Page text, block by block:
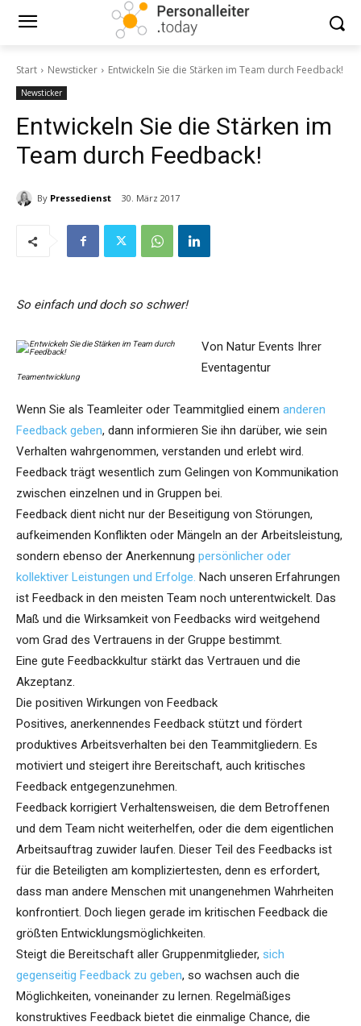
Start Newsticker Entwickeln Sie die Stärken im Team durch Feedback!
Newsticker
Entwickeln Sie die Stärken im
Team durch Feedback!
By Pressedienst 30. März 2017
So einfach und doch so schwer!
Teamentwicklung
Von Natur Events Ihrer
Eventagentur
Wenn Sie als Teamleiter oder Teammitglied einem anderen
Feedback geben, dann informieren Sie ihn darüber, wie sein
Verhalten wahrgenommen, verstanden und erlebt wird.
Feedback trägt wesentlich zum Gelingen von Kommunikation
zwischen einzelnen und in Gruppen bei.
Feedback dient nicht nur der Beseitigung von Störungen,
aufkeimenden Konflikten oder Mängeln an der Arbeitsleistung,
sondern ebenso der Anerkennung persönlicher oder
kollektiver Leistungen und Erfolge. Nach unseren Erfahrungen
ist Feedback in den meisten Team noch unterentwickelt. Das
Maß und die Wirksamkeit von Feedbacks wird weitgehend
vom Grad des Vertrauens in der Gruppe bestimmt.
Eine gute Feedbackkultur stärkt das Vertrauen und die
Akzeptanz.
Die positiven Wirkungen von Feedback
Positives, anerkennendes Feedback stützt und fördert
produktives Arbeitsverhalten bei den Teammitgliedern. Es
motiviert und steigert ihre Bereitschaft, auch kritisches
Feedback entgegenzunehmen.
Feedback korrigiert Verhaltensweisen, die dem Betroffenen
und dem Team nicht weiterhelfen, oder die dem eigentlichen
Arbeitsauftrag zuwider laufen. Dieser Teil des Feedbacks ist
für die Beteiligten am kompliziertesten, denn es erfordert,
dass man andere Menschen mit unangenehmen Wahrheiten
konfrontiert. Doch liegen gerade im kritischen Feedback die
größten Entwicklungsmöglichkeiten.
Steigt die Bereitschaft aller Gruppenmitglieder, sich
gegenseitig Feedback zu geben, so wachsen auch die
Möglichkeiten, voneinander zu lernen. Regelmäßiges
konstruktives Feedback bietet die einmalige Chance, die